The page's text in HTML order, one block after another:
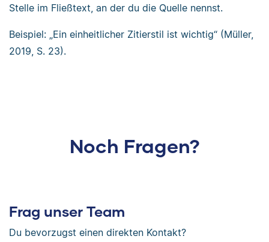
Stelle im Fließtext, an der du die Quelle nennst.
Beispiel: „Ein einheitlicher Zitierstil ist wichtig“ (Müller,
2019, S. 23).
Noch Fragen?
Frag unser Team
Du bevorzugst einen direkten Kontakt?